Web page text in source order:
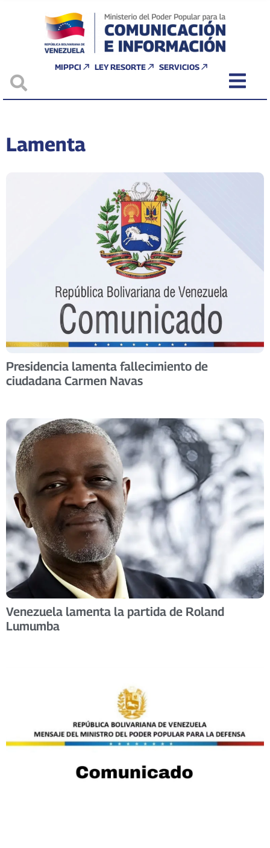
MIPPCI LEY RESORTE SERVICIOS
Lamenta
Presidencia lamenta fallecimiento de
ciudadana Carmen Navas
Venezuela lamenta la partida de Roland
Lumumba